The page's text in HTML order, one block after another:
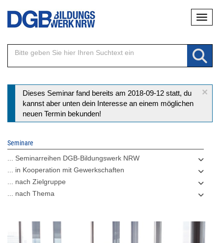
Direkt
Inhalt
×
Statusmeldung
Dieses Seminar fand bereits am 2018-09-12 statt, du
kannst aber unten dein Interesse an einem möglichen
neuen Termin bekunden!
Seminare
... Seminarreihen DGB-Bildungswerk NRW
... in Kooperation mit Gewerkschaften
... nach Zielgruppe
... nach Thema